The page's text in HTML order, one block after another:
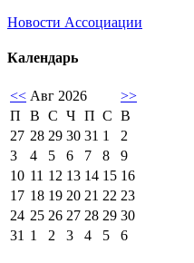
Новости Ассоциации
Календарь
<< Авг 2026
>>
П
В С Ч П С В
27 28 29 30 31 1
2
3
4 5 6 7 8
9
10 11 12 13 14 15 16
17 18 19 20 21 22 23
24 25 26 27 28 29 30
31 1 2 3 4 5 6